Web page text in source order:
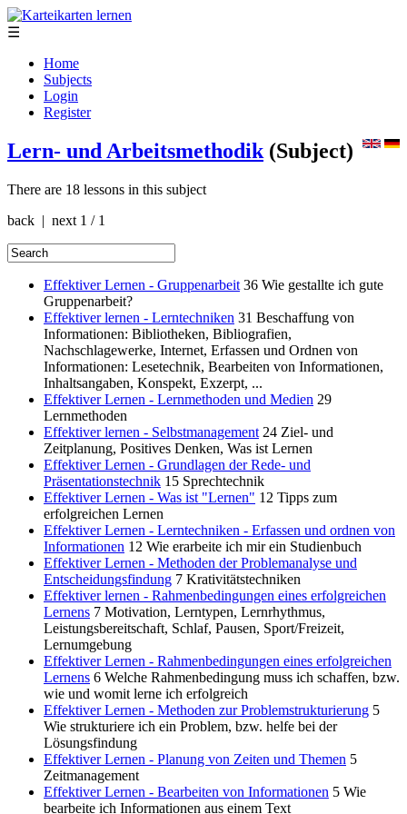
☰
Home
Subjects
Login
Register
Lern- und Arbeitsmethodik (Subject)
There are 18 lessons in this subject
back | next 1 / 1
Effektiver Lernen - Gruppenarbeit 36 Wie gestallte ich gute
Gruppenarbeit?
Effektiver lernen - Lerntechniken 31 Beschaffung von
Informationen: Bibliotheken, Bibliografien,
Nachschlagewerke, Internet, Erfassen und Ordnen von
Informationen: Lesetechnik, Bearbeiten von Informationen,
Inhaltsangaben, Konspekt, Exzerpt, ...
Effektiver Lernen - Lernmethoden und Medien 29
Lernmethoden
Effektiver lernen - Selbstmanagement 24 Ziel- und
Zeitplanung, Positives Denken, Was ist Lernen
Effektiver Lernen - Grundlagen der Rede- und
Präsentationstechnik 15 Sprechtechnik
Effektiver Lernen - Was ist "Lernen" 12 Tipps zum
erfolgreichen Lernen
Effektiver Lernen - Lerntechniken - Erfassen und ordnen von
Informationen 12 Wie erarbeite ich mir ein Studienbuch
Effektiver Lernen - Methoden der Problemanalyse und
Entscheidungsfindung 7 Krativitätstechniken
Effektiver lernen - Rahmenbedingungen eines erfolgreichen
Lernens 7 Motivation, Lerntypen, Lernrhythmus,
Leistungsbereitschaft, Schlaf, Pausen, Sport/Freizeit,
Lernumgebung
Effektiver Lernen - Rahmenbedingungen eines erfolgreichen
Lernens 6 Welche Rahmenbedingung muss ich schaffen, bzw.
wie und womit lerne ich erfolgreich
Effektiver Lernen - Methoden zur Problemstrukturierung 5
Wie strukturiere ich ein Problem, bzw. helfe bei der
Lösungsfindung
Effektiver Lernen - Planung von Zeiten und Themen 5
Zeitmanagement
Effektiver Lernen - Bearbeiten von Informationen 5 Wie
bearbeite ich Informationen aus einem Text